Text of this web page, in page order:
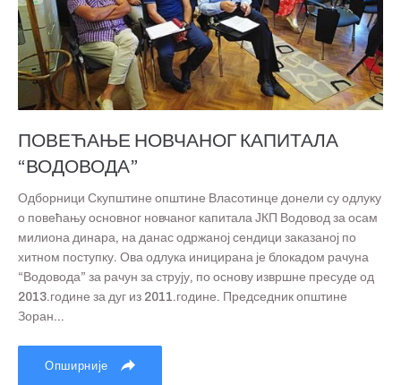
ПОВЕЋАЊЕ НОВЧАНОГ КАПИТАЛА
“ВОДОВОДА”
Одборници Скупштине општине Власотинце донели су одлуку
о повећању основног новчаног капитала ЈКП Водовод за осам
милиона динара, на данас одржаној сендици заказаној по
хитном поступку. Ова одлука иницирана је блокадом рачуна
“Водовода” за рачун за струју, по основу извршне пресуде од
2013.године за дуг из 2011.године. Председник општине
Зоран...
Опширније